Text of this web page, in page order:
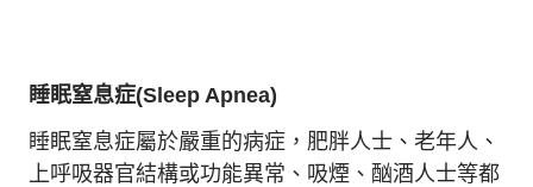
睡眠窒息症(Sleep Apnea)
睡眠窒息症屬於嚴重的病症，肥胖人士、老年人、
上呼吸器官結構或功能異常、吸煙、酗酒人士等都